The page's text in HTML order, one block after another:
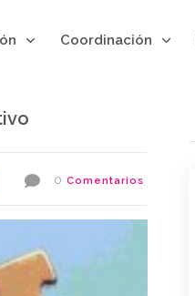
Coordinación
0 Comentarios